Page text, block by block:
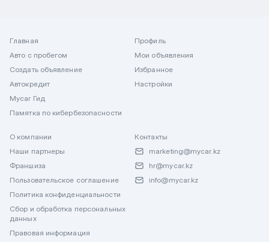
Главная
Авто с пробегом
Создать объявление
Автокредит
Mycar Гид
Памятка по кибербезопасности
Профиль
Мои объявления
Избранное
Настройки
О компании
Наши партнеры
Франшиза
Пользовательское соглашение
Политика конфиденциальности
Сбор и обработка персональных
данных
Правовая информация
Контакты
marketing@mycar.kz
hr@mycar.kz
info@mycar.kz